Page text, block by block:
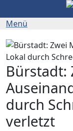
Bürstadt:
durch
verletzt